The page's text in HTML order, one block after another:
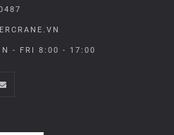
- FRI 8:00 - 17:00